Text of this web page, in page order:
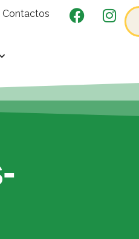
Contactos